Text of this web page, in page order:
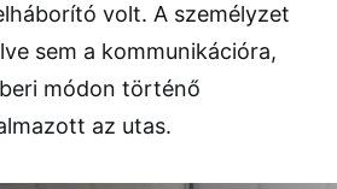
volt. A személyzet
sem a kommunikációra,
módon történő
az utas.